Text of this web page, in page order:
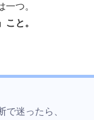
一つ。
こと。
で迷ったら、